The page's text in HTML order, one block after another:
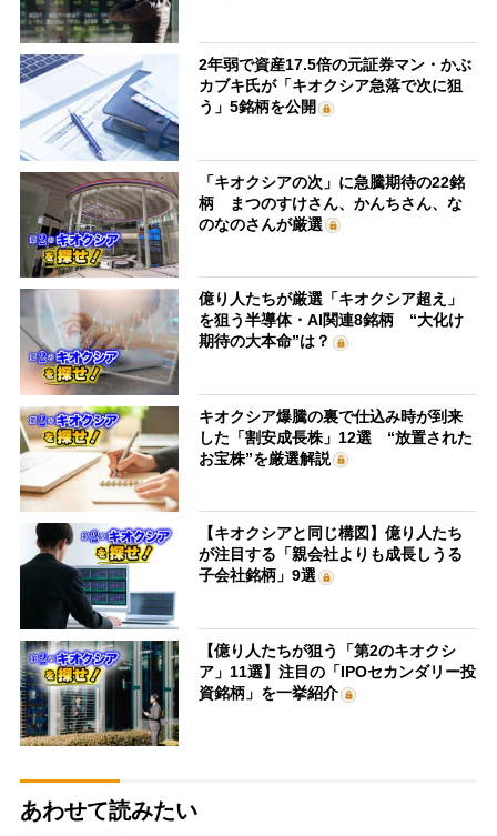
2年弱で資産17.5倍の元証券マン・かぶ
カブキ氏が「キオクシア急落で次に狙
う」5銘柄を公開
「キオクシアの次」に急騰期待の22銘
柄 まつのすけさん、かんちさん、な
のなのさんが厳選
億り人たちが厳選「キオクシア超え」
を狙う半導体・AI関連8銘柄 “大化け
期待の大本命”は？
キオクシア爆騰の裏で仕込み時が到来
した「割安成長株」12選 “放置された
お宝株”を厳選解説
【キオクシアと同じ構図】億り人たち
が注目する「親会社よりも成長しうる
子会社銘柄」9選
【億り人たちが狙う「第2のキオクシ
ア」11選】注目の「IPOセカンダリー投
資銘柄」を一挙紹介
あわせて読みたい